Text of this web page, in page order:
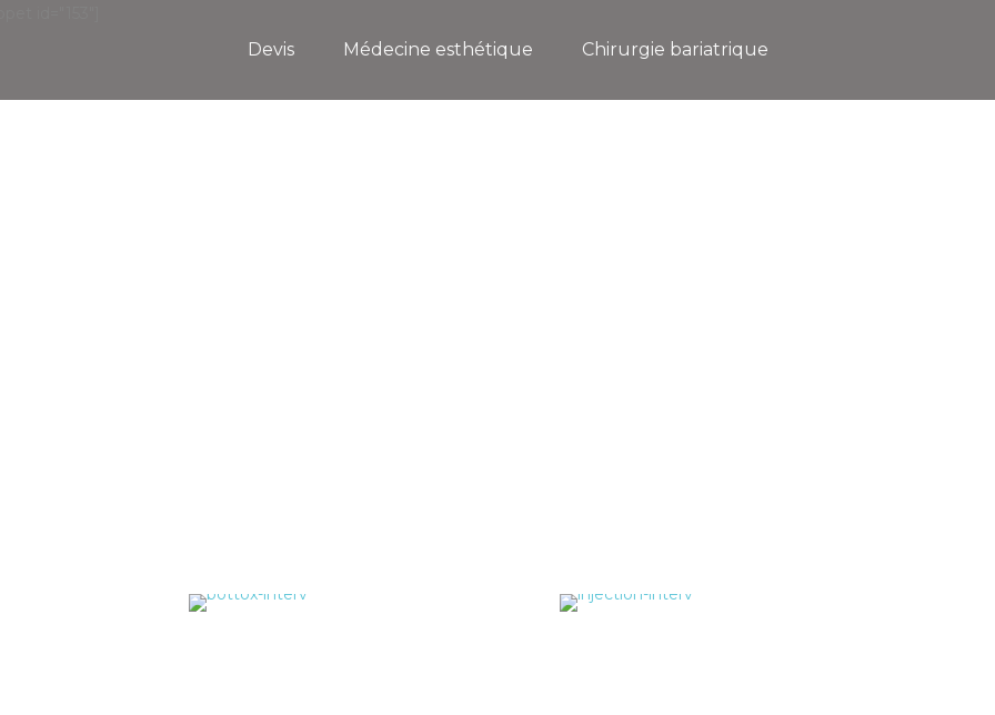
Devis Médecine esthétique Chirurgie bariatrique